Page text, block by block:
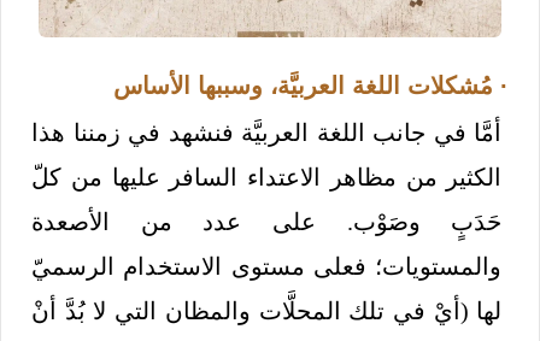
· مُشكلات اللغة العربيَّة، وسببها الأساس
أمَّا في جانب اللغة العربيَّة فنشهد في زمننا هذا
الكثير من مظاهر الاعتداء السافر عليها من كلّ
حَدَبٍ وصَوْب. على عدد من الأصعدة
والمستويات؛ فعلى مستوى الاستخدام الرسميّ
لها (أيْ في تلك المحلَّات والمظان التي لا بُدَّ أنْ